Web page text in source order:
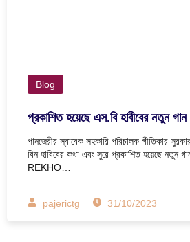
Blog
প্রকাশিত হয়েছে এস.বি হাবীবের নতুন গান
পানজেরীর স্বাবেক সহকারি পরিচালক গীতিকার
বিন হাবিবের কথা এবং সুরে প্রকাশিত হয়েছে নতুন
REKHO…
pajerictg 31/10/2023